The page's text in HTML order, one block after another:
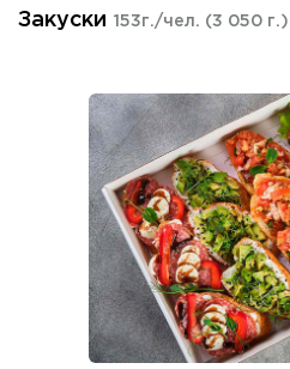
Закуски 153г./чел. (3 050 г.)